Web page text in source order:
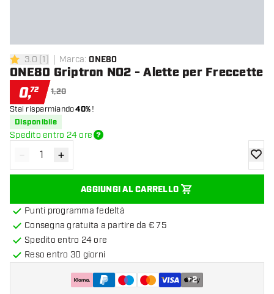
3 stelle di valutazione
3.0 [1] Marca: ONE80
ONE80 Griptron NO2 - Alette per Freccette
0,72 1,20
Stai risparmiando40%!
Disponibile
Spedito entro 24 ore
Diminuisci quantità
- Aumenta quantità
+
AGGIUNGI AL CARRELLO
Punti programma fedeltà
Consegna gratuita a partire da € 75
Spedito entro 24 ore
Reso entro 30 giorni
+2